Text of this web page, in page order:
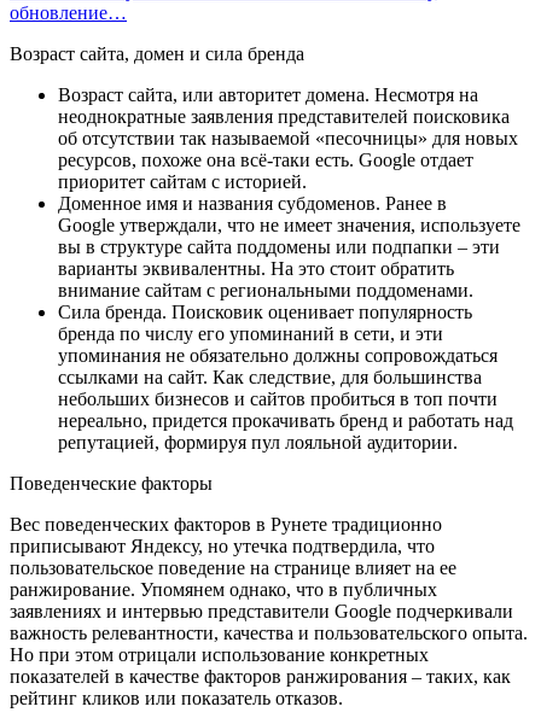
обновление…
Возраст сайта, домен и сила бренда
Возраст сайта, или авторитет домена. Несмотря на
неоднократные заявления представителей поисковика
об отсутствии так называемой «песочницы» для новых
ресурсов, похоже она всё-таки есть. Google отдает
приоритет сайтам с историей.
Доменное имя и названия субдоменов. Ранее в
Google утверждали, что не имеет значения, используете
вы в структуре сайта поддомены или подпапки – эти
варианты эквивалентны. На это стоит обратить
внимание сайтам с региональными поддоменами.
Сила бренда. Поисковик оценивает популярность
бренда по числу его упоминаний в сети, и эти
упоминания не обязательно должны сопровождаться
ссылками на сайт. Как следствие, для большинства
небольших бизнесов и сайтов пробиться в топ почти
нереально, придется прокачивать бренд и работать над
репутацией, формируя пул лояльной аудитории.
Поведенческие факторы
Вес поведенческих факторов в Рунете традиционно
приписывают Яндексу, но утечка подтвердила, что
пользовательское поведение на странице влияет на ее
ранжирование. Упомянем однако, что в публичных
заявлениях и интервью представители Google подчеркивали
важность релевантности, качества и пользовательского опыта.
Но при этом отрицали использование конкретных
показателей в качестве факторов ранжирования – таких, как
рейтинг кликов или показатель отказов.